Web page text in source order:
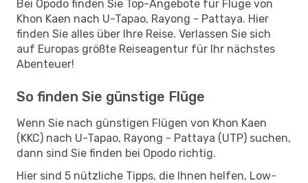
Bei Opodo finden Sie Top-Angebote für Flüge von
Khon Kaen nach U-Tapao, Rayong - Pattaya. Hier
finden Sie alles über Ihre Reise. Verlassen Sie sich
auf Europas größte Reiseagentur für Ihr nächstes
Abenteuer!
So finden Sie günstige Flüge
Wenn Sie nach günstigen Flügen von Khon Kaen
(KKC) nach U-Tapao, Rayong - Pattaya (UTP) suchen,
dann sind Sie finden bei Opodo richtig.
Hier sind 5 nützliche Tipps, die Ihnen helfen, Low-